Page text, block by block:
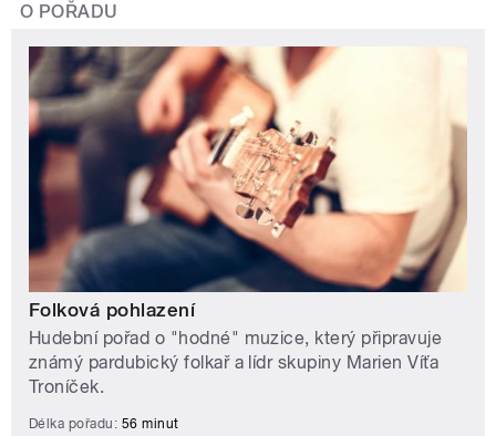
O POŘADU
Folková pohlazení
Hudební pořad o "hodné" muzice, který připravuje
známý pardubický folkař a lídr skupiny Marien Víťa
Troníček.
Délka pořadu: 56 minut